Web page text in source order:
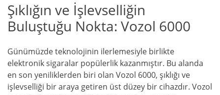
Şıklığın ve İşlevselliğin
Buluştuğu Nokta: Vozol 6000
Günümüzde teknolojinin ilerlemesiyle birlikte
elektronik sigaralar popülerlik kazanmıştır. Bu alanda
en son yeniliklerden biri olan Vozol 6000, şıklığı ve
işlevselliği bir araya getiren üst düzey bir cihazdır. Vozol